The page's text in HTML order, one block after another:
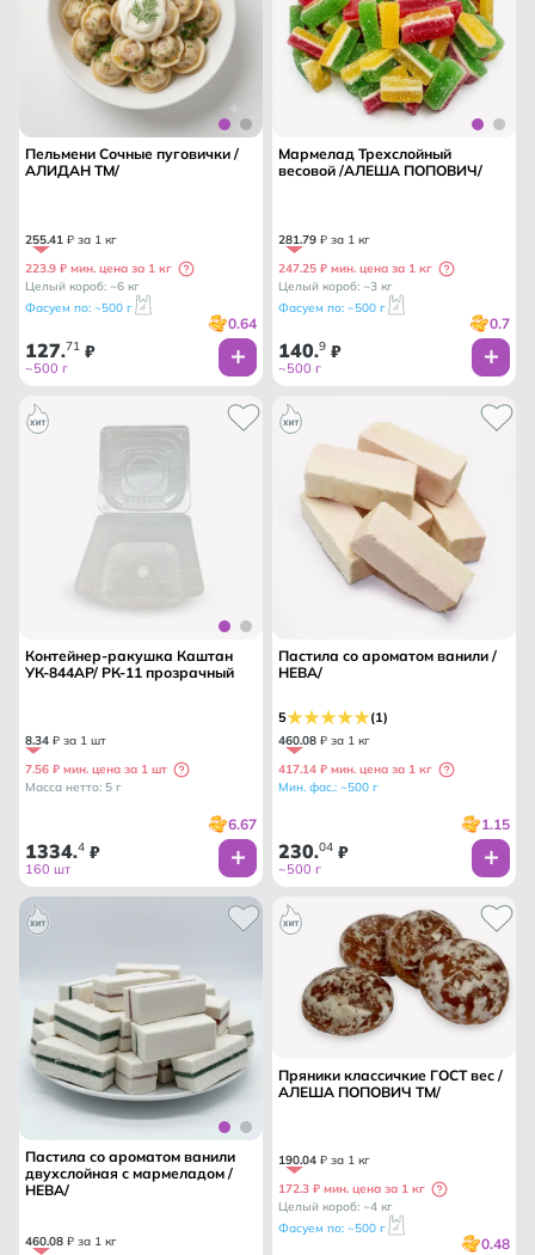
Пельмени Сочные пуговички /
АЛИДАН ТМ/
255.41 ₽ за 1 кг
223.9 ₽ мин. цена за 1 кг
Целый короб: ~6 кг
Фасуем по: ~500 г
0.64
127.71 ₽
~500 г
Мармелад Трехслойный
весовой /АЛЕША ПОПОВИЧ/
281.79 ₽ за 1 кг
247.25 ₽ мин. цена за 1 кг
Целый короб: ~3 кг
Фасуем по: ~500 г
0.7
140.9 ₽
~500 г
Контейнер-ракушка Каштан
УК-844АР/ РК-11 прозрачный
8.34 ₽ за 1 шт
7.56 ₽ мин. цена за 1 шт
Масса нетто: 5 г
6.67
1334.4 ₽
160 шт
Пастила со ароматом ванили /
НЕВА/
5 (1)
460.08 ₽ за 1 кг
417.14 ₽ мин. цена за 1 кг
Мин. фас.: ~500 г
1.15
230.04 ₽
~500 г
Пастила со ароматом ванили
двухслойная с мармеладом /
НЕВА/
460.08 ₽ за 1 кг
Пряники классичкие ГОСТ вес /
АЛЕША ПОПОВИЧ ТМ/
190.04 ₽ за 1 кг
172.3 ₽ мин. цена за 1 кг
Целый короб: ~4 кг
Фасуем по: ~500 г
0.48